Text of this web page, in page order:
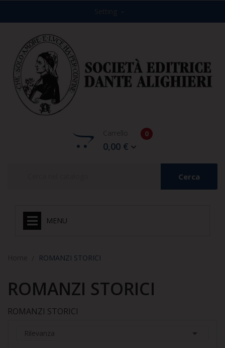
Setting
0
0,00 €
Cerca
MENU
ROMANZI STORICI
ROMANZI STORICI
ROMANZI STORICI
Rilevanza 